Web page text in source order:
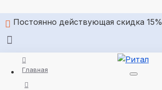
Постоянно действующая скидка 15%
Главная